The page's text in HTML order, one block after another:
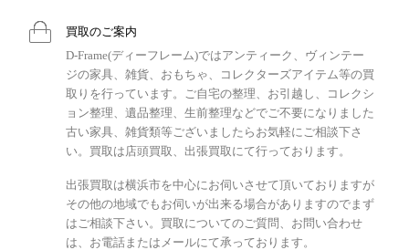
買取のご案内
D-Frame(ディーフレーム)ではアンティーク、ヴィンテー
ジの家具、雑貨、おもちゃ、コレクターズアイテム等の買
取りを行っています。ご自宅の整理、お引越し、コレクシ
ョン整理、遺品整理、生前整理などでご不要になりました
古い家具、雑貨類等ございましたらお気軽にご相談下さ
い。買取は店頭買取、出張買取にて行っております。
出張買取は横浜市を中心にお伺いさせて頂いておりますが
その他の地域でもお伺いが出来る場合がありますのでまず
はご相談下さい。買取についてのご質問、お問い合わせ
は、お電話またはメールにて承っております。